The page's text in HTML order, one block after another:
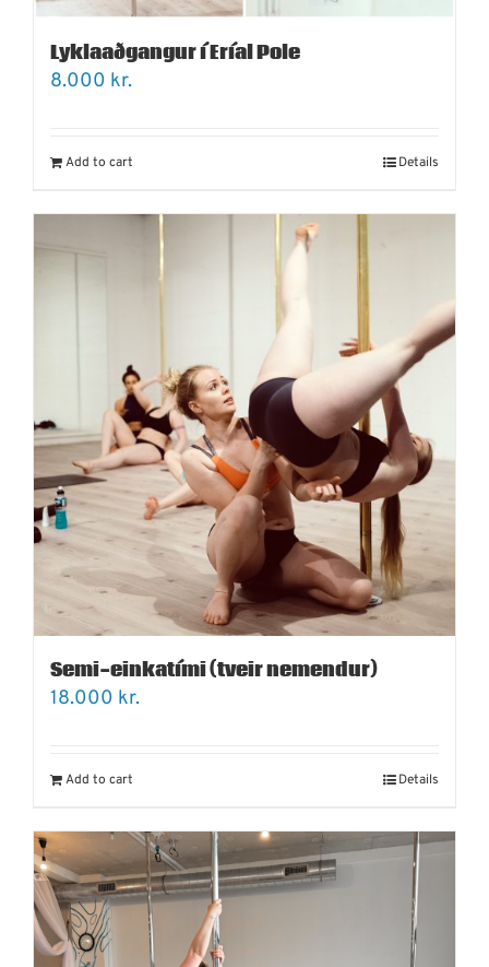
Lyklaaðgangur í Eríal Pole
8.000 kr.
Add to cart Details
Semi-einkatími (tveir nemendur)
18.000 kr.
Add to cart Details